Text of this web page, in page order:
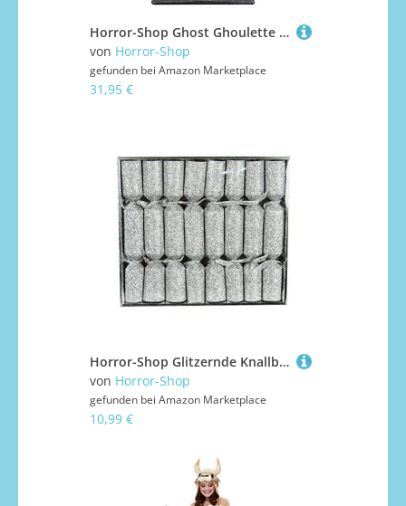
Horror-Shop Ghost Ghoulette Mini Büste 13cm
von Horror-Shop
gefunden bei Amazon Marketplace
31,95 €
Horror-Shop Glitzernde Knallbonbons Silber 8 St.
von Horror-Shop
gefunden bei Amazon Marketplace
10,99 €